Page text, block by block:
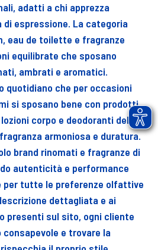
adatti a chi apprezza
di espressione. La categoria
eau de toilette e fragranze
equilibrate che sposano
ambrati e aromatici.
quotidiano che per occasioni
si sposano bene con prodotti
corpo e deodoranti della
armoniosa e duratura.
brand rinomati e fragranze di
autenticità e performance
per tutte le preferenze olfattive
dettagliata e ai
presenti sul sito, ogni cliente
consapevole e trovare la